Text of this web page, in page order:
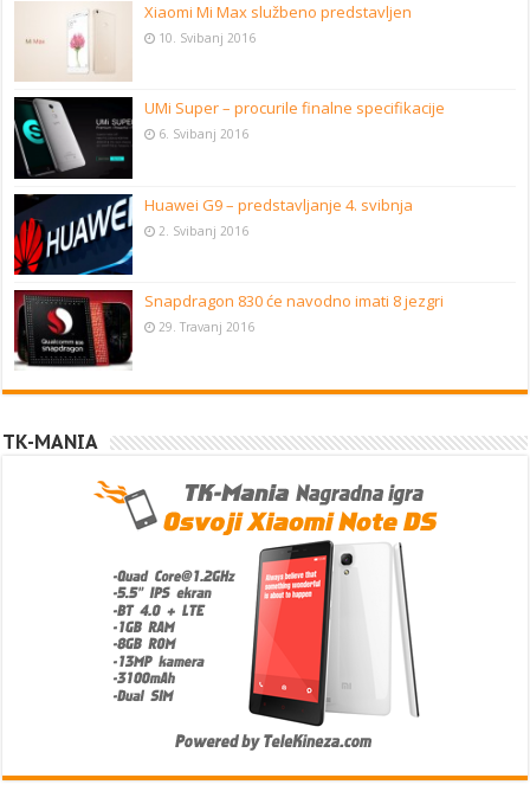
Xiaomi Mi Max službeno predstavljen
10. Svibanj 2016
UMi Super – procurile finalne specifikacije
6. Svibanj 2016
Huawei G9 – predstavljanje 4. svibnja
2. Svibanj 2016
Snapdragon 830 će navodno imati 8 jezgri
29. Travanj 2016
TK-MANIA